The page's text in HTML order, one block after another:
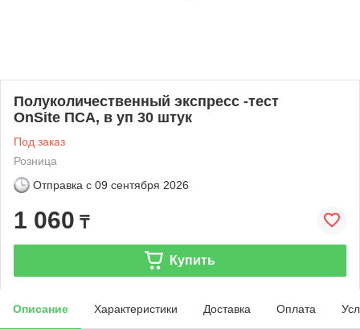
Полуколичественный экспресс -тест
OnSite ПСА, в уп 30 штук
Под заказ
Розница
Отправка с 09 сентября 2026
1 060 ₸
Купить
Описание Характеристики Доставка Оплата